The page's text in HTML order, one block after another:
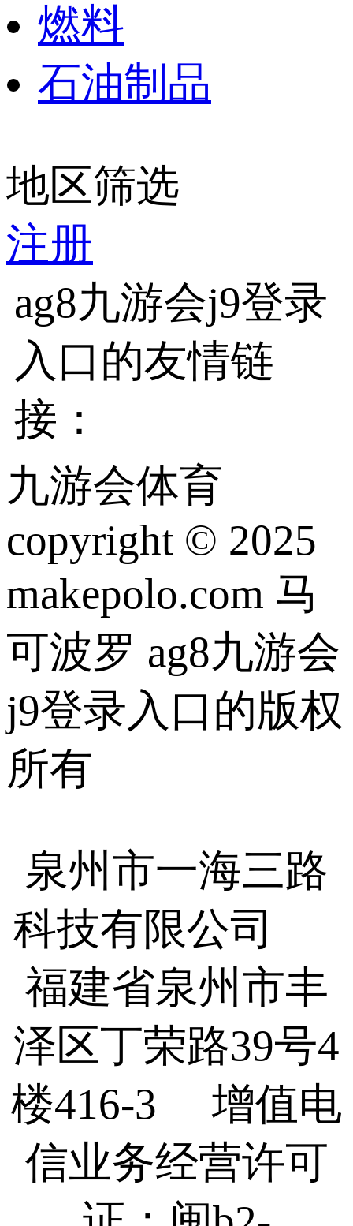
燃料
石油制品
地区筛选
注册
ag8九游会j9登录
入口的友情链
接：
九游会体育
copyright © 2025
makepolo.com 马
可波罗 ag8九游会
j9登录入口的版权
所有
泉州市一海三路
科技有限公司
福建省泉州市丰
泽区丁荣路39号4
楼416-3 增值电
信业务经营许可